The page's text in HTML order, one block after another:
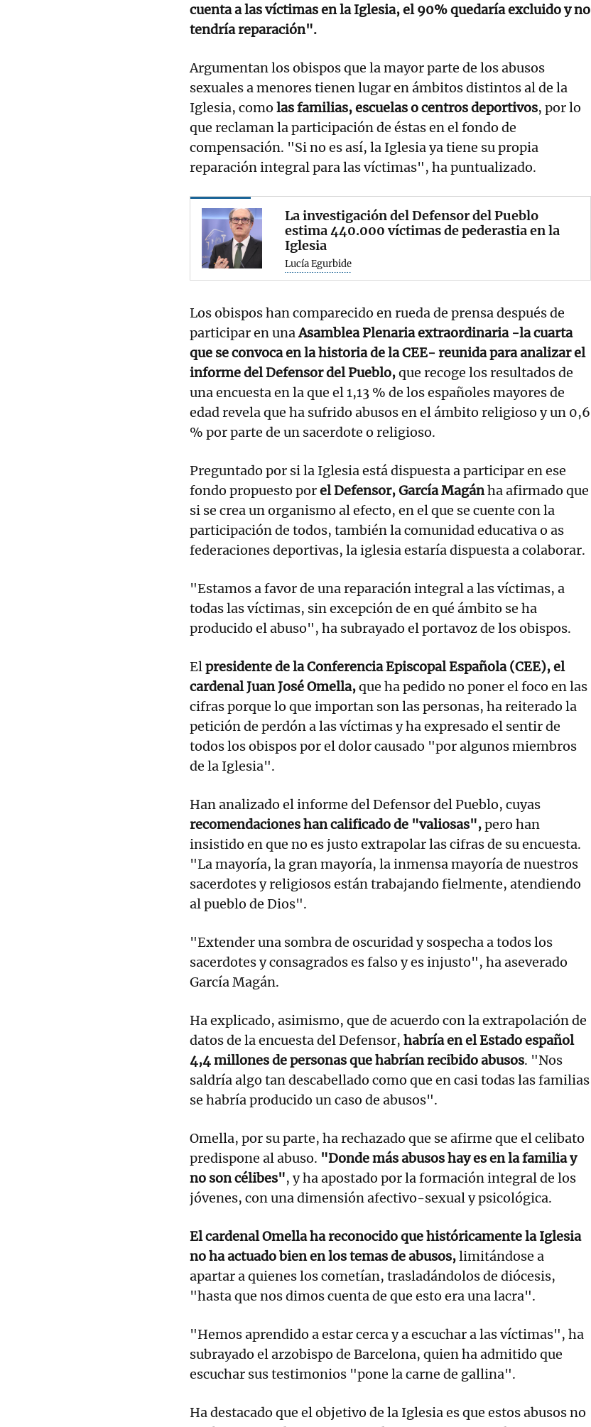
cuenta a las víctimas en la Iglesia, el 90% quedaría excluido y no
tendría reparación".
Argumentan los obispos que la mayor parte de los abusos
sexuales a menores tienen lugar en ámbitos distintos al de la
Iglesia, como las familias, escuelas o centros deportivos, por lo
que reclaman la participación de éstas en el fondo de
compensación. "Si no es así, la Iglesia ya tiene su propia
reparación integral para las víctimas", ha puntualizado.
La investigación del Defensor del Pueblo
estima 440.000 víctimas de pederastia en la
Iglesia
Lucía Egurbide
Los obispos han comparecido en rueda de prensa después de
participar en unaAsamblea Plenaria extraordinaria -la cuarta
que se convoca en la historia de la CEE- reunida para analizar el
informe del Defensor del Pueblo,que recoge los resultados de
una encuesta en la que el 1,13 % de los españoles mayores de
edad revela que ha sufrido abusos en el ámbito religioso y un 0,6
% por parte de un sacerdote o religioso.
Preguntado por si la Iglesia está dispuesta a participar en ese
fondo propuesto porel Defensor, García Magánha afirmado que
si se crea un organismo al efecto, en el que se cuente con la
participación de todos, también la comunidad educativa o as
federaciones deportivas, la iglesia estaría dispuesta a colaborar.
"Estamos a favor de una reparación integral a las víctimas, a
todas las víctimas, sin excepción de en qué ámbito se ha
producido el abuso", ha subrayado el portavoz de los obispos.
Elpresidente de la Conferencia Episcopal Española (CEE), el
cardenal Juan José Omella,que ha pedido no poner el foco en las
cifras porque lo que importan son las personas, ha reiterado la
petición de perdón a las víctimas y ha expresado el sentir de
todos los obispos por el dolor causado "por algunos miembros
de la Iglesia".
Han analizado el informe del Defensor del Pueblo, cuyas
recomendaciones han calificado de "valiosas",pero han
insistido en que no es justo extrapolar las cifras de su encuesta.
"La mayoría, la gran mayoría, la inmensa mayoría de nuestros
sacerdotes y religiosos están trabajando fielmente, atendiendo
al pueblo de Dios".
"Extender una sombra de oscuridad y sospecha a todos los
sacerdotes y consagrados es falso y es injusto", ha aseverado
García Magán.
Ha explicado, asimismo, que de acuerdo con la extrapolación de
datos de la encuesta del Defensor, habría en el Estado español
4,4 millones de personas que habrían recibido abusos. "Nos
saldría algo tan descabellado como que en casi todas las familias
se habría producido un caso de abusos".
Omella, por su parte, ha rechazado que se afirme que el celibato
predispone al abuso. "Donde más abusos hay es en la familia y
no son célibes", y ha apostado por la formación integral de los
jóvenes, con una dimensión afectivo-sexual y psicológica.
El cardenal Omella ha reconocido que históricamente la Iglesia
no ha actuado bien en los temas de abusos,limitándose a
apartar a quienes los cometían, trasladándolos de diócesis,
"hasta que nos dimos cuenta de que esto era una lacra".
"Hemos aprendido a estar cerca y a escuchar a las víctimas", ha
subrayado el arzobispo de Barcelona, quien ha admitido que
escuchar sus testimonios "pone la carne de gallina".
Ha destacado que el objetivo de la Iglesia es que estos abusos no